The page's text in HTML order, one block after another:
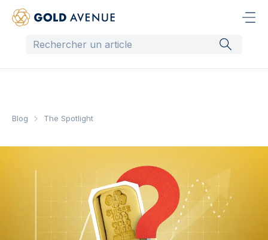
Blog The Spotlight